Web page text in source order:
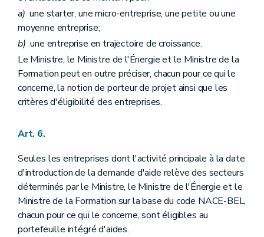
a) une starter, une micro-entreprise, une petite ou une
moyenne entreprise;
b) une entreprise en trajectoire de croissance.
Le Ministre, le Ministre de l'Énergie et le Ministre de la
Formation peut en outre préciser, chacun pour ce qui le
concerne, la notion de porteur de projet ainsi que les
critères d'éligibilité des entreprises.
Art. 6.
Seules les entreprises dont l'activité principale à la date
d'introduction de la demande d'aide relève des secteurs
déterminés par le Ministre, le Ministre de l'Énergie et le
Ministre de la Formation sur la base du code NACE-BEL,
chacun pour ce qui le concerne, sont éligibles au
portefeuille intégré d'aides.